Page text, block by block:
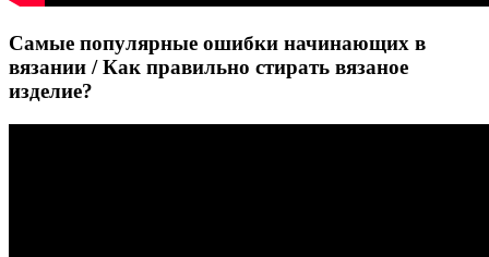
Самые популярные ошибки начинающих в
вязании / Как правильно стирать вязаное
изделие?